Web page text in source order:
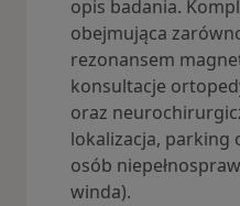
opis badania.
obejmująca
rezonansem
konsultacje
oraz
lokalizacja, parking
osób
winda).